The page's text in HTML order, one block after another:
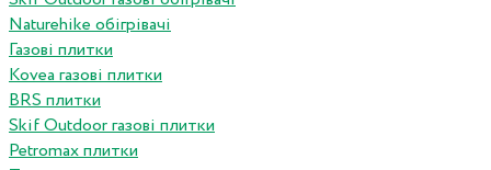
Naturehike обігрівачі
Газові плитки
Kovea газові плитки
BRS плитки
Skif Outdoor газові плитки
Petromax плитки